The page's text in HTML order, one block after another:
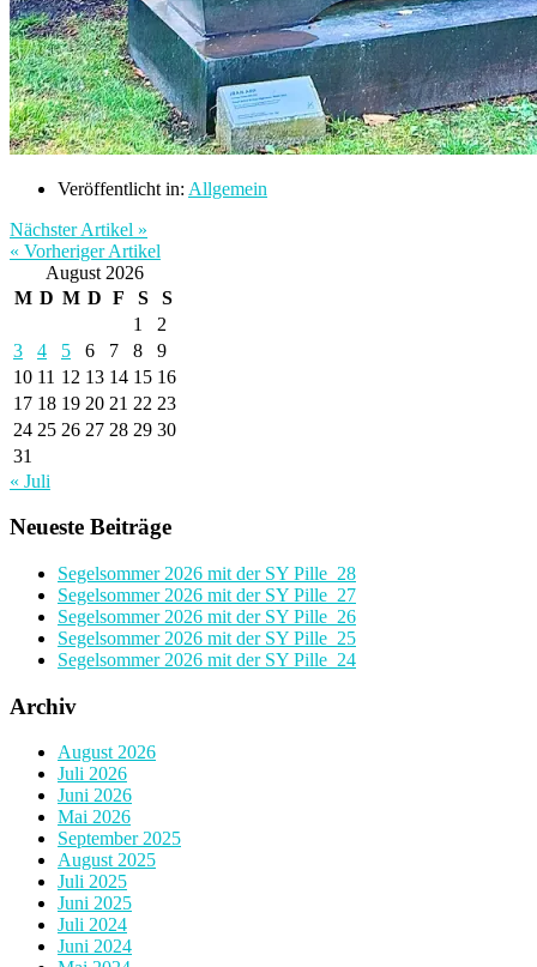
Veröffentlicht in: Allgemein
Nächster Artikel »
« Vorheriger Artikel
August 2026
M D M D F S
S
1
2
3
4 5 6 7 8
9
10 11 12 13 14 15 16
17 18 19 20 21 22 23
24 25 26 27 28 29 30
31
« Juli
Neueste Beiträge
Segelsommer 2026 mit der SY Pille_28
Segelsommer 2026 mit der SY Pille_27
Segelsommer 2026 mit der SY Pille_26
Segelsommer 2026 mit der SY Pille_25
Segelsommer 2026 mit der SY Pille_24
Archiv
August 2026
Juli 2026
Juni 2026
Mai 2026
September 2025
August 2025
Juli 2025
Juni 2025
Juli 2024
Juni 2024